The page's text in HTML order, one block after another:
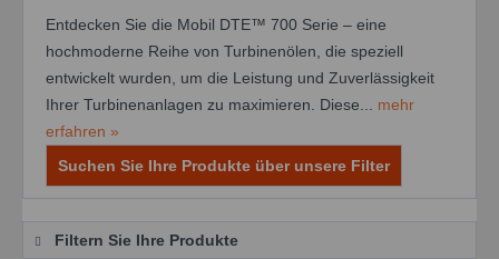
Entdecken Sie die Mobil DTE™ 700 Serie – eine
hochmoderne Reihe von Turbinenölen, die speziell
entwickelt wurden, um die Leistung und Zuverlässigkeit
Ihrer Turbinenanlagen zu maximieren. Diese... mehr
erfahren »
Suchen Sie Ihre Produkte über unsere Filter
Filtern Sie Ihre Produkte